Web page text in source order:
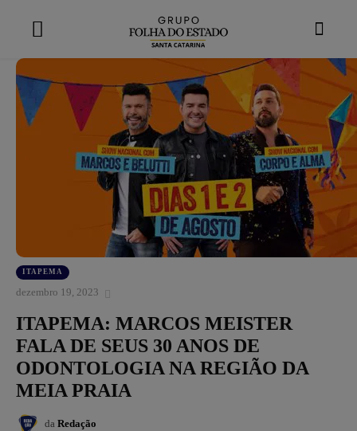
ITAPEMA
dezembro 19, 2023
ITAPEMA: MARCOS MEISTER
FALA DE SEUS 30 ANOS DE
ODONTOLOGIA NA REGIÃO DA
MEIA PRAIA
da Redação